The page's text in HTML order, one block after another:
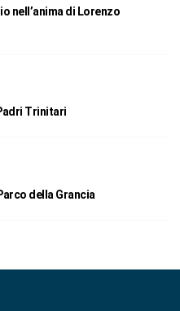
nell’anima di Lorenzo
Trinitari
della Grancia